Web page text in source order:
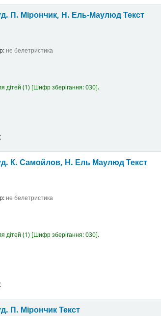
П. Мірончик, Н. Ель-МаулюдТекст
не белетристика
дітей (1) Шифр зберігання:030 .
К. Самойлов, Н. Ель МаулюдТекст
не белетристика
дітей (1) Шифр зберігання:030 .
П. МірончикТекст